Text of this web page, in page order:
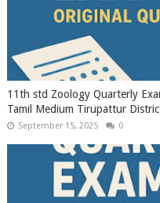
11th std Zoology Quarterly
Tamil Medium Tirupattur
September 15, 2025 0